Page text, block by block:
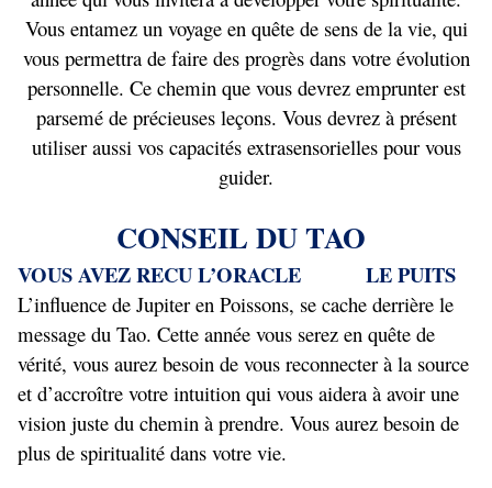
Vous entamez un voyage en quête de sens de la vie, qui
vous permettra de faire des progrès dans votre évolution
personnelle. Ce chemin que vous devrez emprunter est
parsemé de précieuses leçons. Vous devrez à présent
utiliser aussi vos capacités extrasensorielles pour vous
guider.
CONSEIL DU TAO
VOUS AVEZ RECU L’ORACLE LE PUITS
L’influence de Jupiter en Poissons, se cache derrière le
message du Tao. Cette année vous serez en quête de
vérité, vous aurez besoin de vous reconnecter à la source
et d’accroître votre intuition qui vous aidera à avoir une
vision juste du chemin à prendre. Vous aurez besoin de
plus de spiritualité dans votre vie.